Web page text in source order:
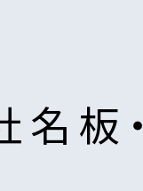
名板